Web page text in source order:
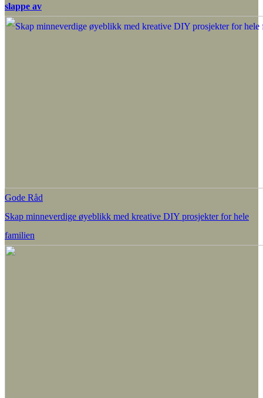
slappe av
Gode Råd
Skap minneverdige øyeblikk med kreative DIY prosjekter for hele
familien